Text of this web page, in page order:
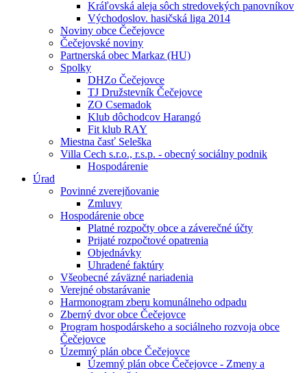
Kráľovská aleja sôch stredovekých panovníkov
Východoslov. hasičská liga 2014
Noviny obce Čečejovce
Čečejovské noviny
Partnerská obec Markaz (HU)
Spolky
DHZo Čečejovce
TJ Družstevník Čečejovce
ZO Csemadok
Klub dôchodcov Harangó
Fit klub RAY
Miestna časť Seleška
Villa Cech s.r.o., r.s.p. - obecný sociálny podnik
Hospodárenie
Úrad
Povinné zverejňovanie
Zmluvy
Hospodárenie obce
Platné rozpočty obce a záverečné účty
Prijaté rozpočtové opatrenia
Objednávky
Uhradené faktúry
Všeobecné záväzné nariadenia
Verejné obstarávanie
Harmonogram zberu komunálneho odpadu
Zberný dvor obce Čečejovce
Program hospodárskeho a sociálneho rozvoja obce
Čečejovce
Územný plán obce Čečejovce
Územný plán obce Čečejovce - Zmeny a